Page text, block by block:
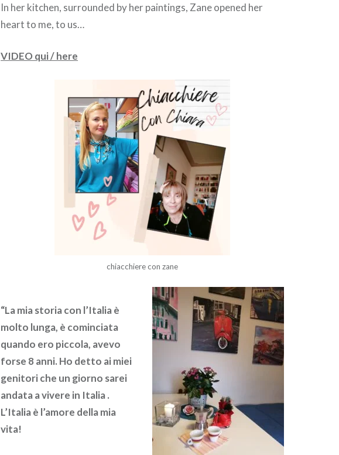
In her kitchen, surrounded by her paintings, Zane opened her
heart to me, to us…
VIDEO qui / here
chiacchiere con zane
“La mia storia con l’Italia è
molto lunga, è cominciata
quando ero piccola, avevo
forse 8 anni. Ho detto ai miei
genitori che un giorno sarei
andata a vivere in Italia .
L’Italia è l’amore della mia
vita!